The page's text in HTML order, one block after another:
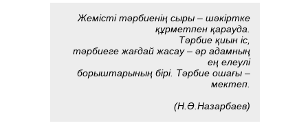
Жемісті тәрбиенің сыры – шәкіртке
құрметпен қарауда.
Тәрбие қиын іс,
тәрбиеге жағдай жасау – әр адамның
ең елеулі
борыштарының бірі. Тәрбие ошағы –
мектеп.
(Н.Ә.Назарбаев)